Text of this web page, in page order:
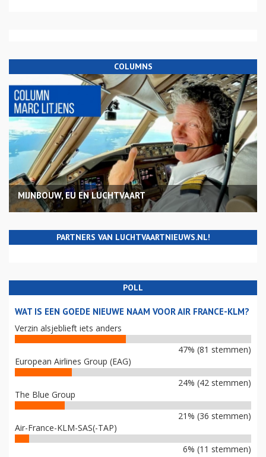
COLUMNS
MIJNBOUW, EU EN LUCHTVAART
PARTNERS VAN LUCHTVAARTNIEUWS.NL!
POLL
WAT IS EEN GOEDE NIEUWE NAAM VOOR AIR FRANCE-KLM?
Verzin alsjeblieft iets anders
47% (81 stemmen)
European Airlines Group (EAG)
24% (42 stemmen)
The Blue Group
21% (36 stemmen)
Air-France-KLM-SAS(-TAP)
6% (11 stemmen)